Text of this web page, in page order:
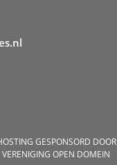
GESPONSORD DOOR
VERENIGING OPEN DOMEIN